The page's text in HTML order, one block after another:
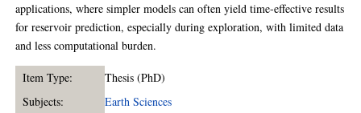
applications, where simpler models can often yield time-effective results
for reservoir prediction, especially during exploration, with limited data
and less computational burden.
Item Type:
Thesis (PhD)
Subjects:
Earth Sciences